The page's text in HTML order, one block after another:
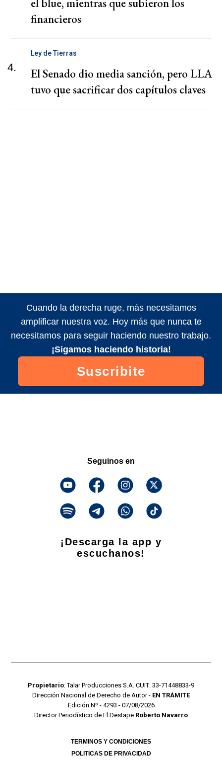
el blue, mientras que subieron los
financieros
4.
Ley de Tierras
El Senado dio media sanción, pero LLA
tuvo que sacrificar dos capítulos claves
Cuando la derecha ruge, más necesitamos
amplificar nuestra voz. Hoy más que nunca te
necesitamos para seguir haciendo nuestro trabajo.
¡Sigamos haciendo historia!
Suscribite
Seguinos en
¡Descarga la app y
escuchanos!
Propietario: Talar Producciones S.A. CUIT: 33-71448833-9
Dirección Nacional de Derecho de Autor - EN TRÁMITE
Edición Nº - 4293 - 07/08/2026
Director Periodístico de El Destape Roberto Navarro
TERMINOS Y CONDICIONES
POLITICAS DE PRIVACIDAD